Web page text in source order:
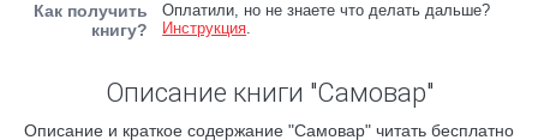
Как получить
книгу?
Оплатили, но не знаете что делать дальше?
Инструкция.
Описание книги "Самовар"
Описание и краткое содержание "Самовар" читать бесплатно